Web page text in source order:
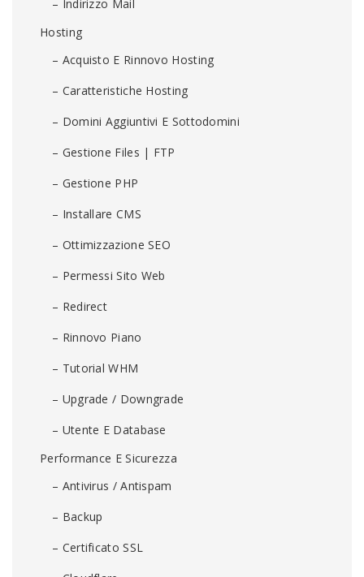
– Indirizzo Mail
Hosting
– Acquisto E Rinnovo Hosting
– Caratteristiche Hosting
– Domini Aggiuntivi E Sottodomini
– Gestione Files | FTP
– Gestione PHP
– Installare CMS
– Ottimizzazione SEO
– Permessi Sito Web
– Redirect
– Rinnovo Piano
– Tutorial WHM
– Upgrade / Downgrade
– Utente E Database
Performance E Sicurezza
– Antivirus / Antispam
– Backup
– Certificato SSL